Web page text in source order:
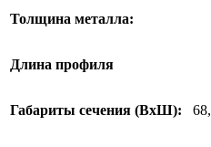
Толщина металла:
Длина профиля
Габариты сечения (ВхШ):